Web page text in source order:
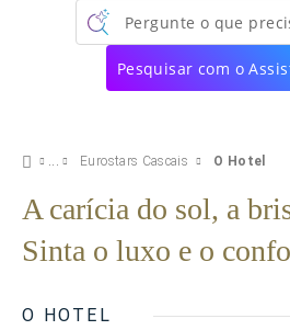
Pergunte o que
Pesquisar com o
Eurostars Cascais O Hotel
A carícia do sol, a
Sinta o luxo e o
O HOTEL